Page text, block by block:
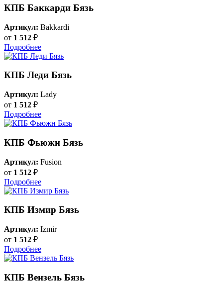
КПБ Баккарди Бязь
Артикул: Bakkardi
от 1 512 ₽
Подробнее
КПБ Леди Бязь
Артикул: Lady
от 1 512 ₽
Подробнее
КПБ Фьюжн Бязь
Артикул: Fusion
от 1 512 ₽
Подробнее
КПБ Измир Бязь
Артикул: Izmir
от 1 512 ₽
Подробнее
КПБ Вензель Бязь